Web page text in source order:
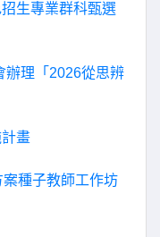
生專業群科甄選
辦理「2026從思辨
畫
種子教師工作坊